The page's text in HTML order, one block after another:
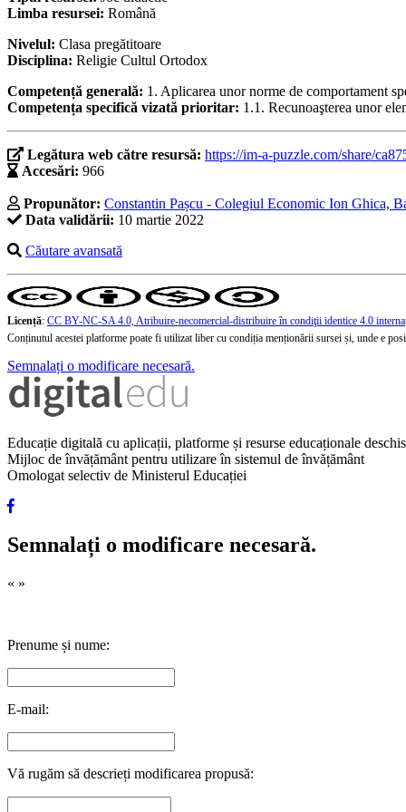
Limba resursei: Română
Nivelul: Clasa pregătitoare
Disciplina: Religie Cultul Ortodox
Competență generală: 1. Aplicarea unor norme de comportament
Competența specifică vizată prioritar: 1.1. Recunoaşterea unor
Legătura web către resursă: https://im-a-puzzle.com/share/
Accesări: 966
Propunător: Constantin Pașcu - Colegiul Economic Ion Ghica,
Data validării: 10 martie 2022
Căutare avansată
Licență: CC BY-NC-SA 4.0, Atribuire-necomercial-distribuire în condiţii identice 4.0
Conținutul acestei platforme poate fi utilizat liber cu condiția menționării sursei și, unde e
Semnalați o modificare necesară.
Educație digitală cu aplicații, platforme și resurse educaționale
Mijloc de învățământ pentru utilizare în sistemul de învățământ
Omologat selectiv de Ministerul Educației
Semnalați o modificare necesară.
« »
Prenume și nume:
E-mail:
Vă rugăm să descrieți modificarea propusă: